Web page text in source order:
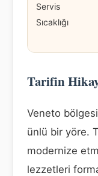
Servis
Sıcaklığı
Tarifin
Veneto
ünlü bir yöre.
modernize
lezzetleri